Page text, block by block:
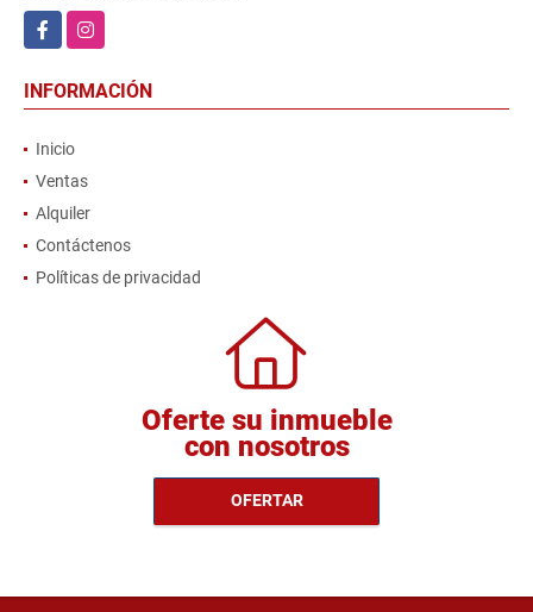
FacebookInstagram
INFORMACIÓN
Inicio
Ventas
Alquiler
Contáctenos
Políticas de privacidad
Oferte su inmueble
con nosotros
OFERTAR